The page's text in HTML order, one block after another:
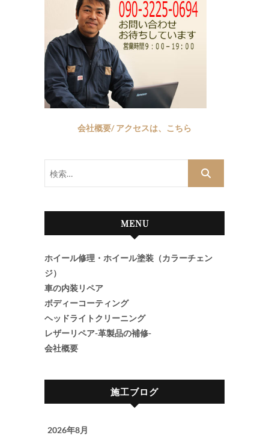
会社概要/ アクセスは、こちら
MENU
ホイール修理・ホイール塗装（カラーチェン
ジ）
車の内装リペア
ボディーコーティング
ヘッドライトクリーニング
レザーリペア-革製品の補修-
会社概要
施工ブログ
2026年8月